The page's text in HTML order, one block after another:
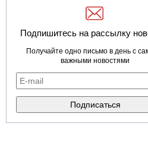
Подпишитесь на рассылку
Получайте одно письмо в день с
важными новостями